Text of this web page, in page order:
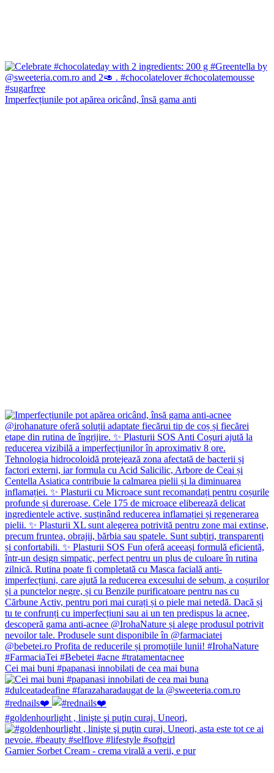
Imperfecțiunile pot apărea oricând, însă gama anti
Cei mai buni #papanasi innobilati de cea mai buna
#rednails❤️
#goldenhourlight , linişte şi puţin curaj. Uneori,
Garnier Sorbet Cream - crema virală a verii, e pur